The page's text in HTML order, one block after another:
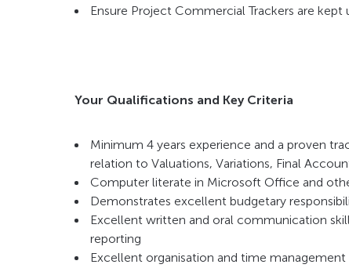
Ensure Project Commercial Trackers are
Your Qualifications and Key Criteria
Minimum 4 years experience and a proven
relation to Valuations, Variations, Final
Computer literate in Microsoft Office and
Demonstrates excellent budgetary
Excellent written and oral communication
reporting
Excellent organisation and time